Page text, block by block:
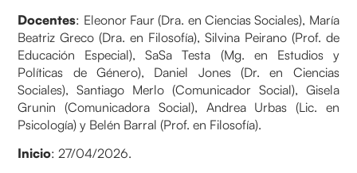
Docentes: Eleonor Faur (Dra. en Ciencias Sociales), María
Beatriz Greco (Dra. en Filosofía), Silvina Peirano (Prof. de
Educación Especial), SaSa Testa (Mg. en Estudios y
Políticas de Género), Daniel Jones (Dr. en Ciencias
Sociales), Santiago Merlo (Comunicador Social), Gisela
Grunin (Comunicadora Social), Andrea Urbas (Lic. en
Psicología) y Belén Barral (Prof. en Filosofía).
Inicio: 27/04/2026.